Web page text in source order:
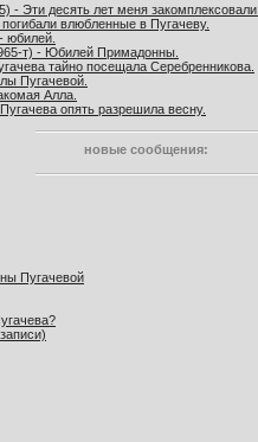
Эти десять лет меня закомплексовали.
влюбленные в Пугачеву.
юбилей.
т) - Юбилей Примадонны.
тайно посещала Серебренникова.
Пугачевой.
Алла.
опять разрешила весну.
новые сообщения:
Пугачевой